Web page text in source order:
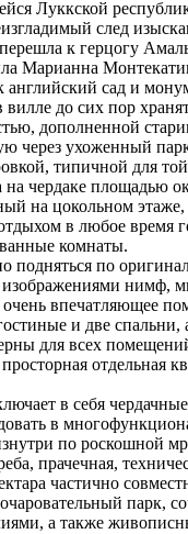
Луккской
след
к герцогу
Марианна
английский сад и
до сих пор
дополненной
через ухоженный
типичной для
на чердаке площадью
на цокольном
в любое время
комнаты.
подняться по
нимф,
впечатляющее
и две
для всех
отдельная
в себя
в
по роскошной
прачечная,
частично
парк,
а также